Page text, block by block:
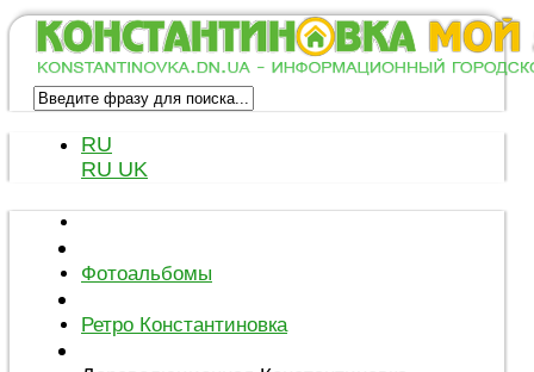
RU
RU UK
Фотоальбомы
Ретро Константиновка